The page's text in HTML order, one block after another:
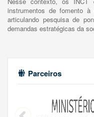
instrumentos de fomento
articulando pesquisa de
demandas estratégicas da
Parceiros